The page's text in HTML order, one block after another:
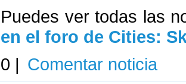
Puedes ver todas las
en el foro de Cities:
0 | Comentar noticia